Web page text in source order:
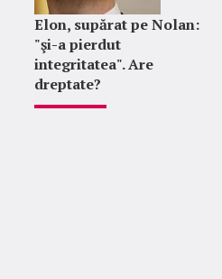
Elon, supărat pe Nolan:
"şi-a pierdut
integritatea". Are
dreptate?